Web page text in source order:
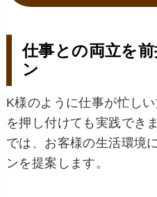
仕事との両立を
ン
K様のように仕事が忙し
を押し付けても実践でき
では、お客様の生活環境
ンを提案します。